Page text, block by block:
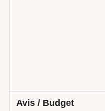
Avis / Budget